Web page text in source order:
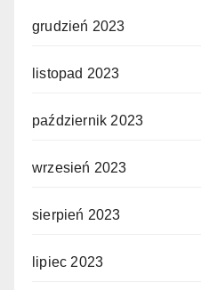
grudzień 2023
listopad 2023
październik 2023
wrzesień 2023
sierpień 2023
lipiec 2023